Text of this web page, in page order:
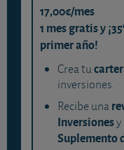
17,00€/mes
1 mes gratis y
primer año!
Crea tu
inversiones.
Recibe una
Inversiones
Suplemento